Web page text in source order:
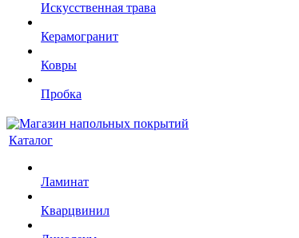
Искусственная трава
Керамогранит
Ковры
Пробка
Каталог
Ламинат
Кварцвинил